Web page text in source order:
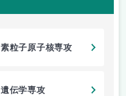
素粒子原子核専攻
遺伝学専攻